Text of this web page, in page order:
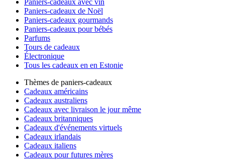
Paniers-cadeaux avec vin
Paniers-cadeaux de Noël
Paniers-cadeaux gourmands
Paniers-cadeaux pour bébés
Parfums
Tours de cadeaux
Électronique
Tous les cadeaux en en Estonie
Thèmes de paniers-cadeaux
Cadeaux américains
Cadeaux australiens
Cadeaux avec livraison le jour même
Cadeaux britanniques
Cadeaux d'événements virtuels
Cadeaux irlandais
Cadeaux italiens
Cadeaux pour futures mères